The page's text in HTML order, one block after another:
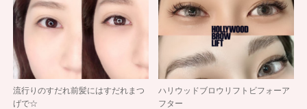
流行りのすだれ前髪にはすだれまつ
げで☆
ハリウッドブロウリフトビフォーア
フター